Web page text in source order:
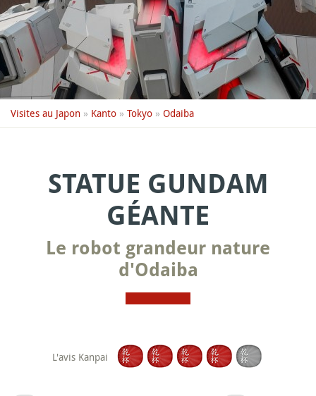
Visites au Japon » Kanto » Tokyo » Odaiba
STATUE GUNDAM
GÉANTE
Le robot grandeur nature
d'Odaiba
L'avis Kanpai